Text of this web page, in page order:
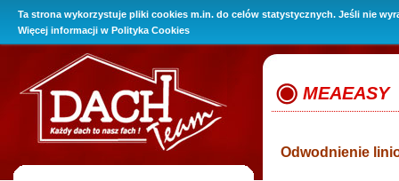
Ta strona wykorzystuje pliki cookies m.in. do celów statystycznych. Jeśli nie
Więcej informacji w Polityka Cookies
O Firmie Promocje Oferta Baza wiedzy Kontakt i
MEAEASY
Odwodnienie